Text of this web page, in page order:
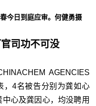
今日到庭应审。何健勇摄
司功不可没
AGENCIES
，4名被告分别为龚如心
心及龚因心，均没聘用